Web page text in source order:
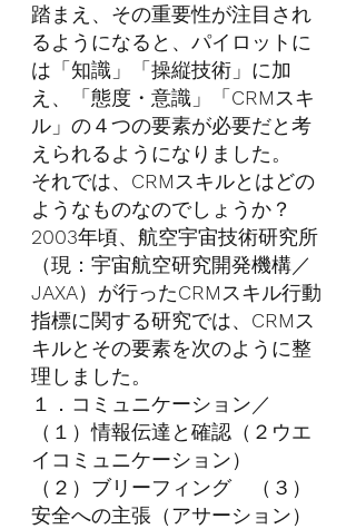
踏まえ、その重要性が注目され
るようになると、パイロットに
は「知識」「操縦技術」に加
え、「態度・意識」「CRM スキ
ル」の４つの要素が必要だと考
えられるようになりました。
それでは、 CRM スキルとはどの
ようなものなのでしょうか？
2003年頃、航空宇宙技術研究所
（現：宇宙航空研究開発機構／
JAXA）が行ったCRM スキル行動
指標に関する研究では、 CRM ス
キルとその要素を次のように整
理しました。
１．コミュニケーション／
（１）情報伝達と確認（２ウエ
イコミュニケーション）
（２）ブリーフィング　（３）
安全への主張（アサーション）